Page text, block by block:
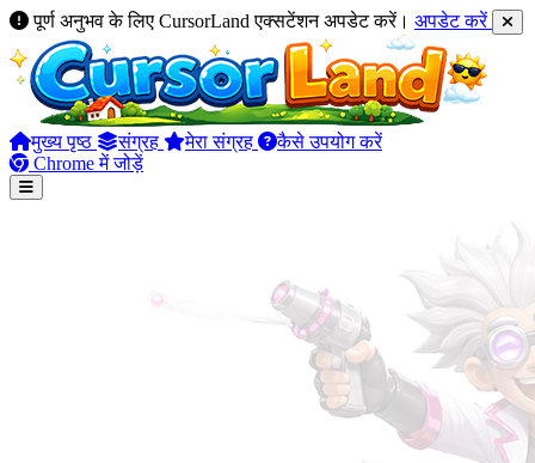
पूर्ण अनुभव के लिए CursorLand एक्सटेंशन अपडेट करें। अपडेट करें
मुख्य पृष्ठ संग्रह मेरा संग्रह
कैसे उपयोग करें
Chrome में जोड़ें